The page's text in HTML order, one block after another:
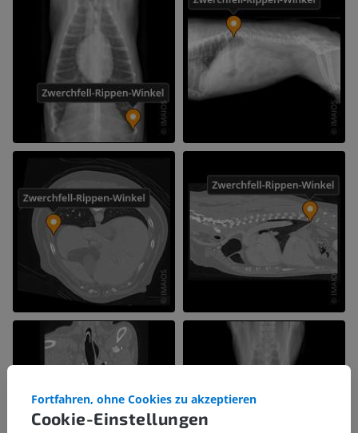
Cookie-Einstellungen
Fortfahren, ohne Cookies zu akzeptieren